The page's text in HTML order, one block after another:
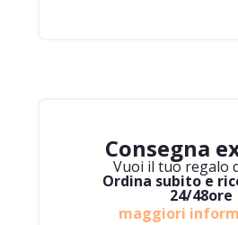
Consegna
Vuoi il tuo regalo
Ordina subito e
24/48ore
maggiori